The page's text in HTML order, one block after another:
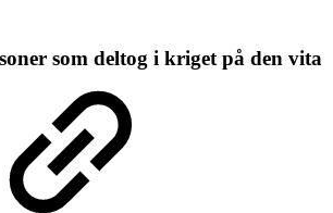
som deltog i kriget på den vita